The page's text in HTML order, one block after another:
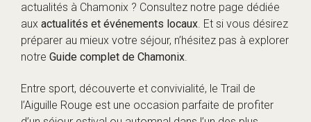
actualités à Chamonix ? Consultez notre page dédiée
aux actualités et événements locaux. Et si vous désirez
préparer au mieux votre séjour, n’hésitez pas à explorer
notre Guide complet de Chamonix.
Entre sport, découverte et convivialité, le Trail de
l’Aiguille Rouge est une occasion parfaite de profiter